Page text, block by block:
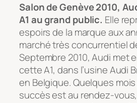
Salon de Genève 2010,
A1 au grand public. Elle
espoirs de la marque aux
marché très concurrentiel
Septembre 2010, Audi met
cette A1, dans l’usine Audi
en Belgique. Quelques
succès est au rendez-vous,